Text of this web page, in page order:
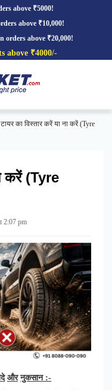
above ₹5000!
above ₹10,000!
orders above ₹20,000!
above ₹4000/-
टायर का विस्तार करें या ना करें (Tyre
करें (Tyre
2:07 pm
और नुकसान:-